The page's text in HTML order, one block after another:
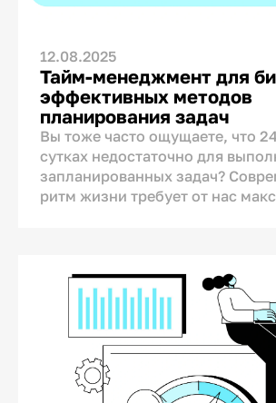
12.08.2025
Тайм-менеджмент для
эффективных методов
планирования задач
Вы тоже часто ощущаете, что
сутках недостаточно для
запланированных задач?
ритм жизни требует от нас
однако успешные
грамотный подход к